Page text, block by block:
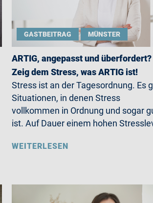
GASTBEITRAG MÜNSTER
ARTIG, angepasst und überfordert?
Zeig dem Stress, was ARTIG ist!
Stress ist an der Tagesordnung. Es
Situationen, in denen Stress
vollkommen in Ordnung und sogar
ist. Auf Dauer einem hohen
WEITERLESEN